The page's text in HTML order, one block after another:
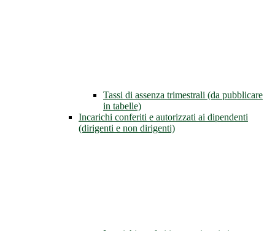
Tassi di assenza trimestrali (da pubblicare
in tabelle)
Incarichi conferiti e autorizzati ai dipendenti
(dirigenti e non dirigenti)